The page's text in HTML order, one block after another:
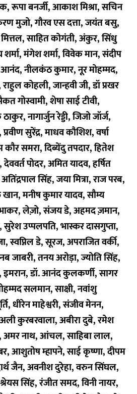
रूपा बनर्जी, आकाश मिश्रा, सचिन
मुजो, गौरव एस दत्ता, जयंत बसु,
साहित कोगंती, अंकुर, सिंधु
मंगेश शर्मा, विवेक मान, संदीप
नीलकंठ कुमार, नूर मोहम्मद,
कोहली, जान्हवी जी, डॉ प्रखर
गोस्वामी, शेषा साई टीवी,
नागार्जुन रेड्डी, जिजो जॉर्ज,
सुरेंद्र, माधव कौशिश, वर्षा
समरा, दिब्येंदु तपदार, हितेश
पोदर, अमित यादव, हर्षित
सिंह, जया मित्रा, राज परब,
मनीष कुमार यादव, सौम्य
लेज़ो, संजय डे, अहमद ज़मान,
सुरेश उप्पलपति, भास्कर दासगुप्ता,
स्वप्निल डे, सूरज, अपराजित वर्की,
जाबरी, तनय अरोड़ा, ज्योति सिंह,
इमरान, डॉ. आनंद कुलकर्णी, सागर
सलमान, साक्षी, नवांशु
धीरेन माहेश्वरी, संजीव मेनन,
कुरबरवाला, अबीरा दुबे, रमेश
अमर नाथ, आंचल, साहिबा लाल,
आशुतोष म्हापने, साई कृष्णा, दीपम
जैन, अवनीश दुरेहा, वरुन सिंघल,
सिंह, रंजीत समद, विनी नायर,